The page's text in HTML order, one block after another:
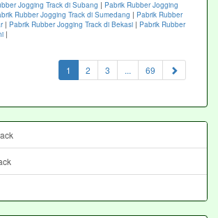
Jogging Track di Subang | Pabrik Rubber Jogging
Rubber Jogging Track di Sumedang | Pabrik Rubber
| Pabrik Rubber Jogging Track di Bekasi | Pabrik Rubber
|
1 (current)
2 3 ... 69